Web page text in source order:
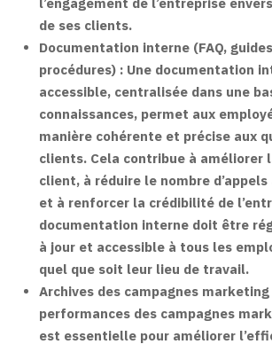
de ses clients.
Documentation interne (FAQ,
procédures) : Une documentation
accessible, centralisée dans une
connaissances, permet aux
manière cohérente et précise aux
clients. Cela contribue à améliorer
client, à réduire le nombre
et à renforcer la crédibilité de
documentation interne doit être
à jour et accessible à tous les
quel que soit leur lieu de travail.
Archives des campagnes marketing
performances des campagnes
est essentielle pour améliorer